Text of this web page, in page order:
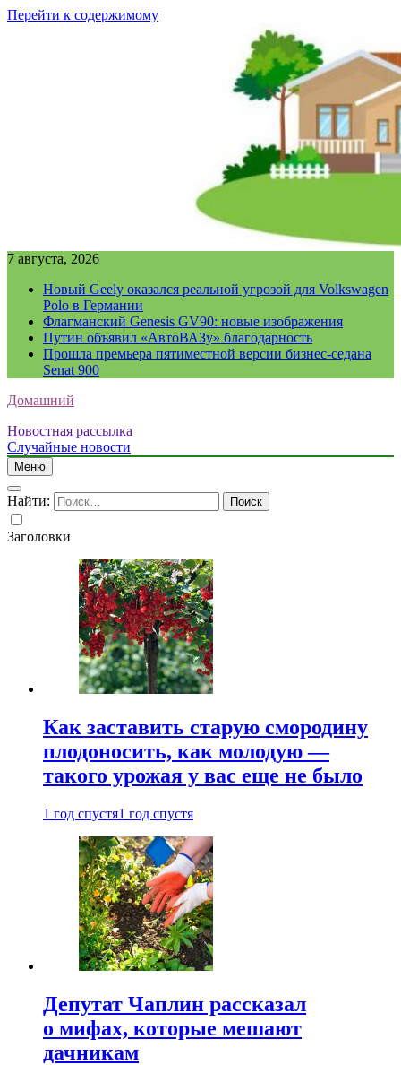
Перейти к содержимому
7 августа, 2026
Новый Geely оказался реальной угрозой для Volkswagen
Polo в Германии
Флагманский Genesis GV90: новые изображения
Путин объявил «АвтоВАЗу» благодарность
Прошла премьера пятиместной версии бизнес-седана
Senat 900
Домашний
Новостная рассылка
Случайные новости
Меню
Найти:
Заголовки
Как заставить старую смородину
плодоносить, как молодую —
такого урожая у вас еще не было
1 год спустя1 год спустя
Депутат Чаплин рассказал
о мифах, которые мешают
дачникам